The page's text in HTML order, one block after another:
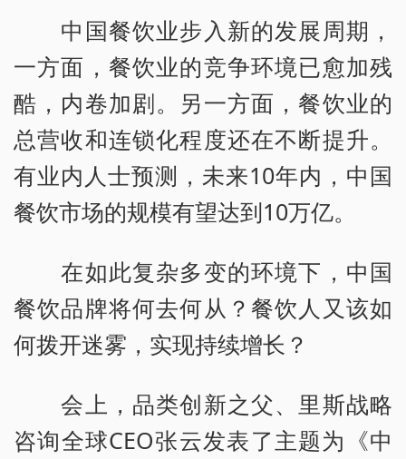
中国餐饮业步入新的发展周期，
一方面，餐饮业的竞争环境已愈加残
酷，内卷加剧。另一方面，餐饮业的
总营收和连锁化程度还在不断提升。
有业内人士预测，未来10年内，中国
餐饮市场的规模有望达到10万亿。
在如此复杂多变的环境下，中国
餐饮品牌将何去何从？餐饮人又该如
何拨开迷雾，实现持续增长？
会上，品类创新之父、里斯战略
咨询全球CEO张云发表了主题为《中